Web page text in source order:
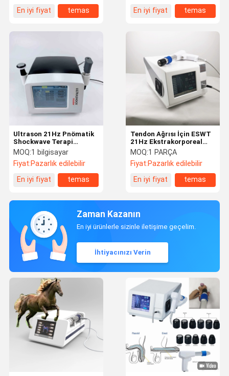
En iyi fiyat
temas En iyi fiyat temas
Ultrason 21Hz Pnömatik
Shockwave Terapi
Makinesi
MOQ:1 bilgisayar
Fiyat:Pazarlık edilebilir
En iyi fiyat
temas
Tendon Ağrısı İçin ESWT
21Hz Ekstrakorporeal
Shockwave Terapi
Makinesi
MOQ:1 PARÇA
Fiyat:Pazarlık edilebilir
En iyi fiyat
temas
Zaman Kazanın
En iyi ürünlerle sizinle iletişime geçelim.
İhtiyacınızı Verin